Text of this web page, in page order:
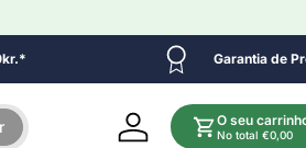
Garantia de
Iniciar sessão
O seu
No total €0,00